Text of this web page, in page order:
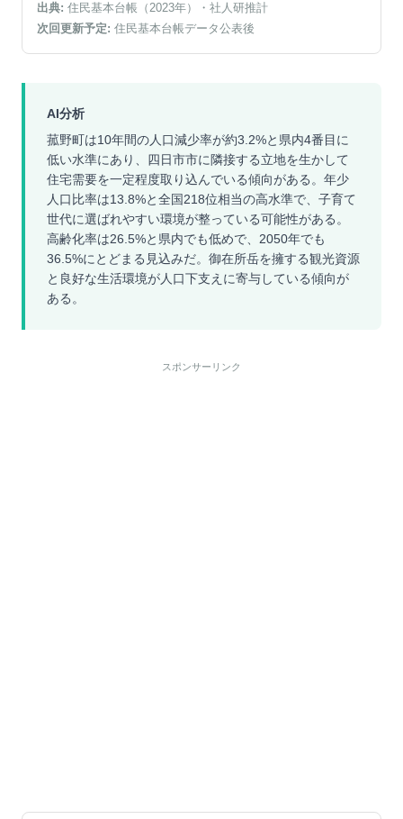
出典: 住民基本台帳（2023年）
・社人研推計
次回更新予定: 住民基本台帳データ公表後
AI分析
菰野町は10年間の人口減少率が約3.2%と県内4番目に
低い水準にあり、四日市市に隣接する立地を生かして
住宅需要を一定程度取り込んでいる傾向がある。年少
人口比率は13.8%と全国218位相当の高水準で、子育て
世代に選ばれやすい環境が整っている可能性がある。
高齢化率は26.5%と県内でも低めで、2050年でも
36.5%にとどまる見込みだ。御在所岳を擁する観光資源
と良好な生活環境が人口下支えに寄与している傾向が
ある。
スポンサーリンク